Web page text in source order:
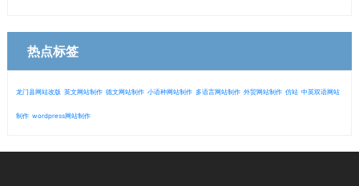
热点标签
龙门县网站改版 英文网站制作 德文网站制作 小语种网站制作 多语言网站制作 外贸网站制作 仿站 中英双语网站
制作 wordpress网站制作